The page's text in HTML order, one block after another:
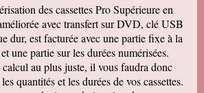
et suis pour ma part satisfait , je
mon fils sera très heureux de
tels souvenirs. Merci beaucoup
du traitement de ma commande,
de votre professionalisme et
des cassettes Pro Supérieure en
avec transfert sur DVD, clé USB
dur, est facturée avec une partie fixe à la
une partie sur les durées numérisées.
au plus juste, il vous faudra donc
quantités et les durées de vos cassettes.